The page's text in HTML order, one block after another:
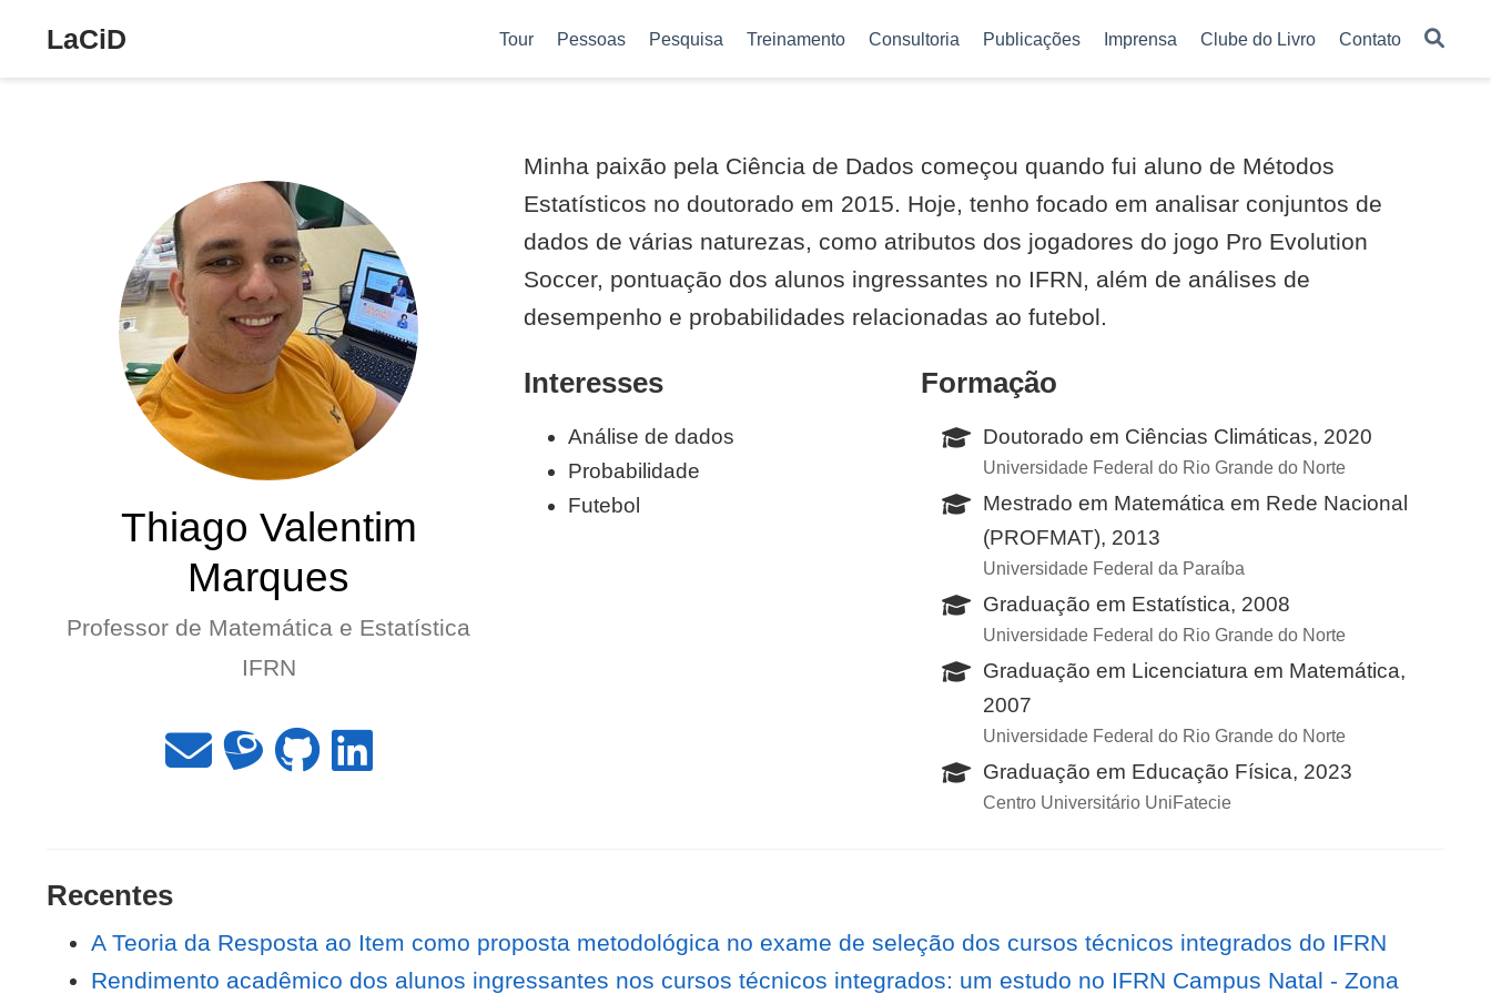
LaCiD Tour Pessoas Pesquisa Treinamento Consultoria Publicações Imprensa Clube do Livro Contato
Thiago Valentim
Marques
Professor de Matemática e Estatística
IFRN
Minha paixão pela Ciência de Dados começou quando fui aluno de Métodos
Estatísticos no doutorado em 2015. Hoje, tenho focado em analisar conjuntos de
dados de várias naturezas, como atributos dos jogadores do jogo Pro Evolution
Soccer, pontuação dos alunos ingressantes no IFRN, além de análises de
desempenho e probabilidades relacionadas ao futebol.
Interesses
Análise de dados
Probabilidade
Futebol
Formação
Doutorado em Ciências Climáticas, 2020
Universidade Federal do Rio Grande do Norte
Mestrado em Matemática em Rede Nacional
(PROFMAT), 2013
Universidade Federal da Paraíba
Graduação em Estatística, 2008
Universidade Federal do Rio Grande do Norte
Graduação em Licenciatura em Matemática,
2007
Universidade Federal do Rio Grande do Norte
Graduação em Educação Física, 2023
Centro Universitário UniFatecie
Recentes
A Teoria da Resposta ao Item como proposta metodológica no exame de seleção dos cursos técnicos integrados do IFRN
Rendimento acadêmico dos alunos ingressantes nos cursos técnicos integrados: um estudo no IFRN Campus Natal - Zona